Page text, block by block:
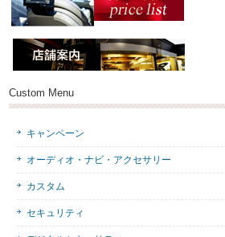
Custom Menu
キャンペーン
オーディオ・ナビ・アクセサリー
カスタム
セキュリティ